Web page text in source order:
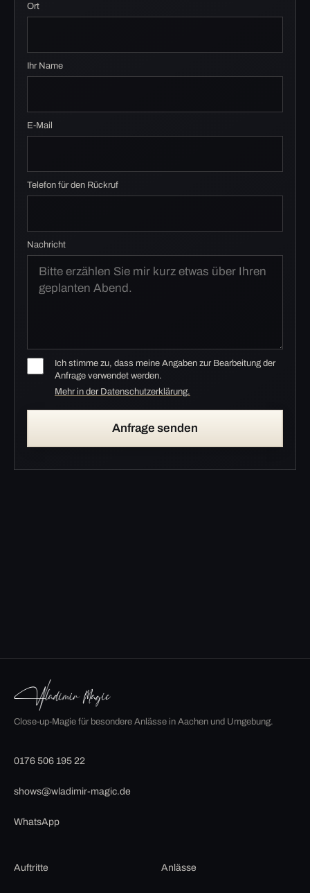
Ort
Ihr Name
E-Mail
Telefon für den Rückruf
Nachricht
Ich stimme zu, dass meine Angaben zur Bearbeitung der
Anfrage verwendet werden.
Mehr in der Datenschutzerklärung.
Anfrage senden
Close-up-Magie für besondere Anlässe in Aachen und Umgebung.
0176 506 195 22
shows@wladimir-magic.de
WhatsApp
Auftritte Anlässe